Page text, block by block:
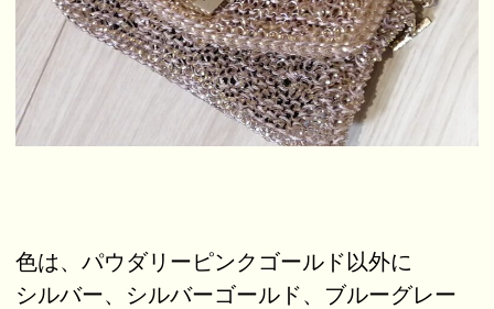
色は、パウダリーピンクゴールド以外に
シルバー、シルバーゴールド、ブルーグレー